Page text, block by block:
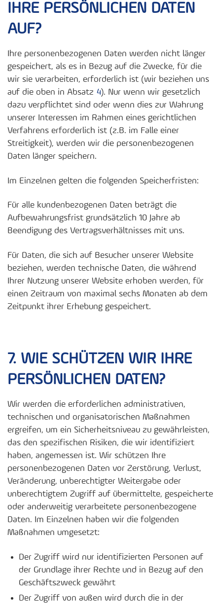
IHRE PERSÖNLICHEN DATEN
AUF?
Ihre personenbezogenen Daten werden nicht länger
gespeichert, als es in Bezug auf die Zwecke, für die
wir sie verarbeiten, erforderlich ist (wir beziehen uns
auf die oben in Absatz 4). Nur wenn wir gesetzlich
dazu verpflichtet sind oder wenn dies zur Wahrung
unserer Interessen im Rahmen eines gerichtlichen
Verfahrens erforderlich ist (z.B. im Falle einer
Streitigkeit), werden wir die personenbezogenen
Daten länger speichern.
Im Einzelnen gelten die folgenden Speicherfristen:
Für alle kundenbezogenen Daten beträgt die
Aufbewahrungsfrist grundsätzlich 10 Jahre ab
Beendigung des Vertragsverhältnisses mit uns.
Für Daten, die sich auf Besucher unserer Website
beziehen, werden technische Daten, die während
Ihrer Nutzung unserer Website erhoben werden, für
einen Zeitraum von maximal sechs Monaten ab dem
Zeitpunkt ihrer Erhebung gespeichert.
7. WIE SCHÜTZEN WIR IHRE
PERSÖNLICHEN DATEN?
Wir werden die erforderlichen administrativen,
technischen und organisatorischen Maßnahmen
ergreifen, um ein Sicherheitsniveau zu gewährleisten,
das den spezifischen Risiken, die wir identifiziert
haben, angemessen ist. Wir schützen Ihre
personenbezogenen Daten vor Zerstörung, Verlust,
Veränderung, unberechtigter Weitergabe oder
unberechtigtem Zugriff auf übermittelte, gespeicherte
oder anderweitig verarbeitete personenbezogene
Daten. Im Einzelnen haben wir die folgenden
Maßnahmen umgesetzt:
Der Zugriff wird nur identifizierten Personen auf
der Grundlage ihrer Rechte und in Bezug auf den
Geschäftszweck gewährt
Der Zugriff von außen wird durch die in der